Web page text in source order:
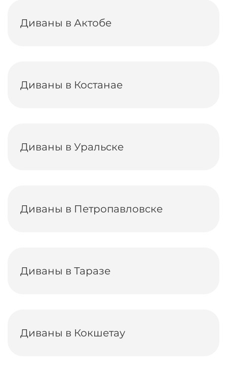
Диваны в Актобе
Диваны в Костанае
Диваны в Уральске
Диваны в Петропавловске
Диваны в Таразе
Диваны в Кокшетау